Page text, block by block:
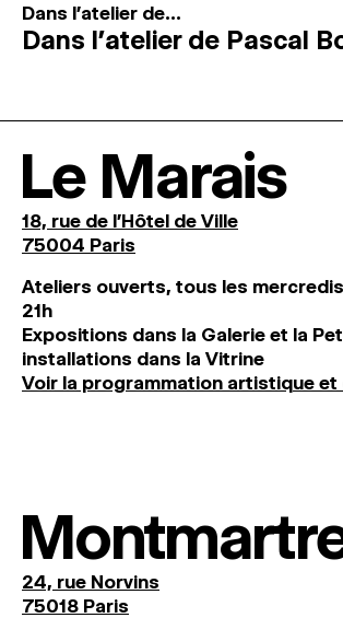
Dans l'atelier de...
Dans l’atelier de Pascal
Le Marais
18, rue de l'Hôtel de Ville
75004 Paris
Ateliers ouverts, tous les mercredis
21h
Expositions dans la Galerie et la
installations dans la Vitrine
Voir la programmation artistique et
24, rue Norvins
75018 Paris